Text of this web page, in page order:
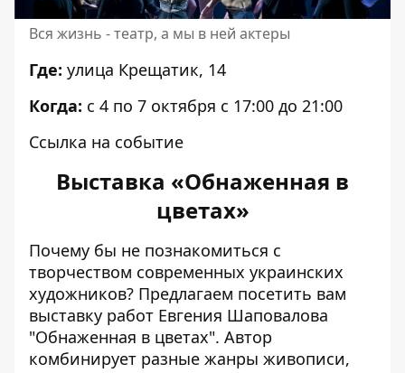
Вся жизнь - театр, а мы в ней актеры
Где: улица Крещатик, 14
Когда: с 4 по 7 октября с 17:00 до 21:00
Ссылка на событие
Выставка «Обнаженная в
цветах»
Почему бы не познакомиться с
творчеством современных украинских
художников? Предлагаем посетить вам
выставку работ Евгения Шаповалова
"Обнаженная в цветах". Автор
комбинирует разные жанры живописи,